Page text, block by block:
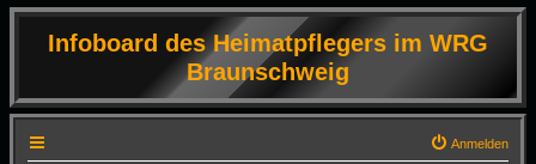
Infoboard des Heimatpflegers im WRG
Braunschweig
Anmelden